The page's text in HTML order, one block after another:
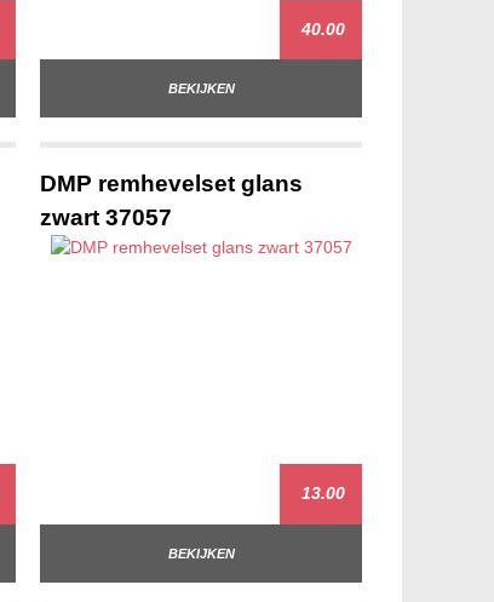
40.00
BEKIJKEN
DMP remhevelset glans
zwart 37057
13.00
BEKIJKEN